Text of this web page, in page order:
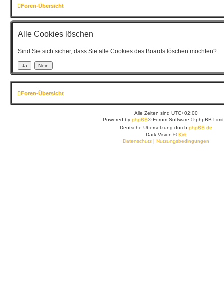
Foren-Übersicht
Alle Cookies löschen
Sind Sie sich sicher, dass Sie alle Cookies des Boards löschen möchten?
Foren-Übersicht
Alle Zeiten sind UTC+02:00
Powered by phpBB® Forum Software © phpBB
Deutsche Übersetzung durch phpBB.de
Dark Vision ©Kirk
Datenschutz | Nutzungsbedingungen